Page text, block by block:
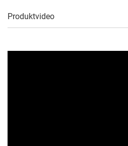
Produktvideo